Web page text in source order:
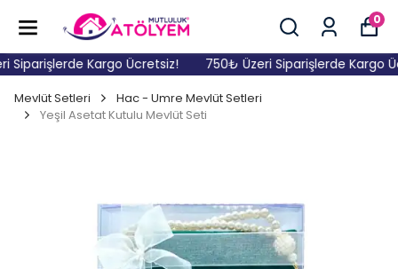
0
Kargo Ücretsiz! 750₺ Üzeri Siparişlerde Kargo
Mevlüt Setleri
Hac - Umre Mevlüt Setleri
Yeşil Asetat Kutulu Mevlüt Seti